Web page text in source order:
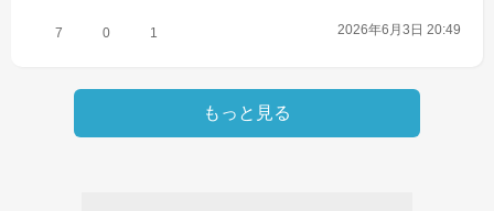
7 0 1 2026年6月3日 20:49
もっと見る